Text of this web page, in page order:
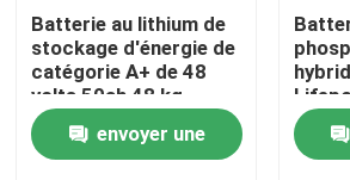
batterie de 48v Lifepo4
batterie de chariot de golf 48V
Batterie au lithium de
stockage d'énergie de
catégorie A+ de 48
volts 50ah 48 kg
envoyer une